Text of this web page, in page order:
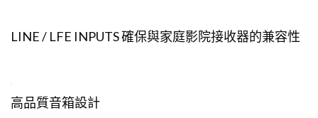
LINE / LFE INPUTS 確保與家庭影院接收器的兼容性
高品質音箱設計